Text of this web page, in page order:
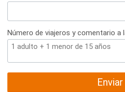
Número de viajeros y comentario a
Enviar